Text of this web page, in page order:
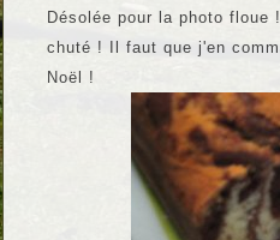
Désolée pour la photo floue
chuté ! Il faut que j'en
Noël !